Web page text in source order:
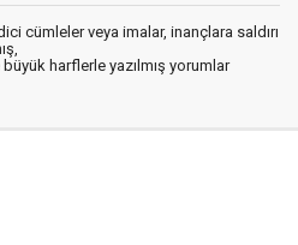
cümleler veya imalar, inançlara saldırı
harflerle yazılmış yorumlar